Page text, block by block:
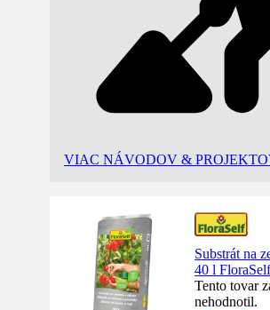
VIAC NÁVODOV &
Substrát na
40 l
Tento tovar
nehodnotil.